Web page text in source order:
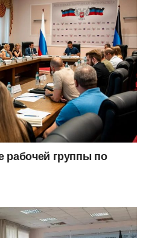
рабочей группы по